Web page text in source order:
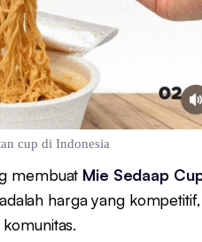
cup di Indonesia
membuat Mie Sedaap
harga yang